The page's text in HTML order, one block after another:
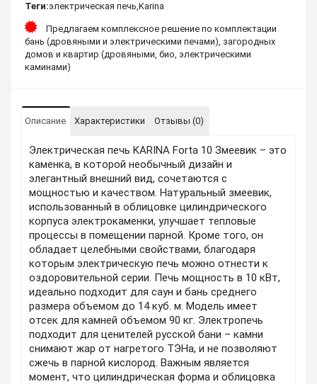
Теги:электрическая печь,Karina
Предлагаем комплексное решение по комплектации
бань (дровяными и электрическими печами), загородных
домов и квартир (дровяными, био, электрическими
каминами)
Описание Характеристики Отзывы (0)
Электрическая печь KARINA Forta 10 Змеевик – это
каменка, в которой необычный дизайн и
элегантный внешний вид, сочетаются с
мощностью и качеством. Натуральный змеевик,
использованный в облицовке цилиндрического
корпуса электрокаменки, улучшает тепловые
процессы в помещении парной. Кроме того, он
обладает целебными свойствами, благодаря
которым электрическую печь можно отнести к
оздоровительной серии. Печь мощность в 10 кВт,
идеально подходит для саун и бань среднего
размера объемом до 14 куб. м. Модель имеет
отсек для камней объемом 90 кг. Электропечь
подходит для ценителей русской бани – камни
снимают жар от нагретого ТЭНа, и не позволяют
сжечь в парной кислород. Важным является
момент, что цилиндрическая форма и облицовка